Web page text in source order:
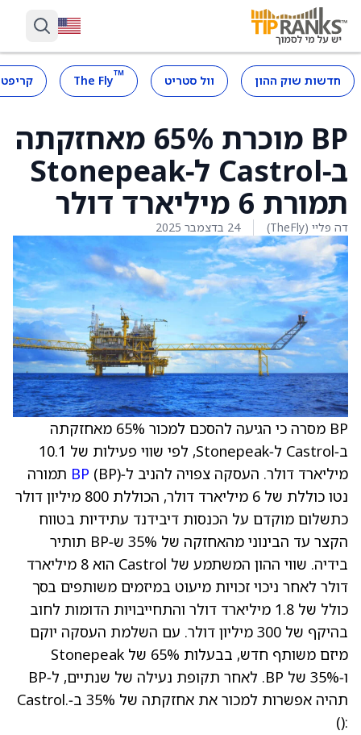
חדשות שוק ההון וול סטריט ™
The Fly
BP מוכרת 65% מאחזקתה
ב‑Castrol ל‑Stonepeak
תמורת 6 מיליארד דולר
דה פליי (TheFly) 24 בדצמבר 2025
BP מסרה כי הגיעה להסכם למכור 65% מאחזקתה
ב‑Castrol ל‑Stonepeak, לפי שווי פעילות של 10.1
מיליארד דולר. העסקה צפויה להניב ל‑
BP (BP) תמורה
נטו כוללת של 6 מיליארד דולר, הכוללת 800 מיליון דולר
כתשלום מוקדם על הכנסות דיבידנד עתידיות בטווח
הקצר עד הבינוני מהאחזקה של 35% ש‑BP תותיר
בידיה. שווי ההון המשתמע של Castrol הוא 8 מיליארד
דולר לאחר ניכוי זכויות מיעוט במיזמים משותפים בסך
כולל של 1.8 מיליארד דולר והתחייבויות הדומות לחוב
בהיקף של 300 מיליון דולר. עם השלמת העסקה יוקם
מיזם משותף חדש, בבעלות 65% של Stonepeak
ו‑35% של BP. לאחר תקופת נעילה של שנתיים, ל‑BP
תהיה אפשרות למכור את אחזקתה של 35% ב‑Castrol.
():